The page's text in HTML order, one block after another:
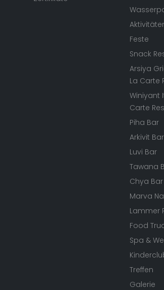
Feste
Snack
Arsiya
La Carte
Winiyant
Carte
Piha Bar
Arkivit Bar
Luvi Bar
Tawana
Chya Bar
Marva
Lammer
Food
Spa &
Treffen
Galerie